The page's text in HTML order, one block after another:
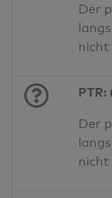
Der
nicht
Der
nicht